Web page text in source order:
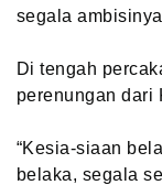
segala
Di tengah
perenungan dari
“Kesia-siaan
belaka, segala